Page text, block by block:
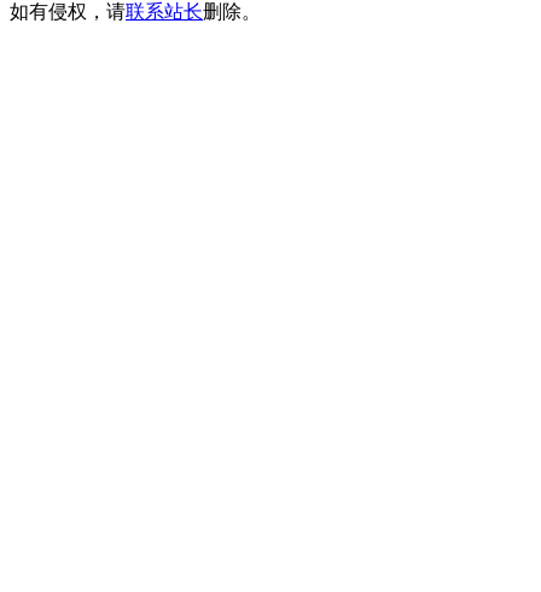
如有侵权，请联系站长删除。